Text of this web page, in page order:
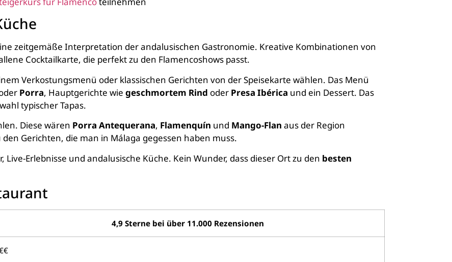
zeitgemäße Interpretation der andalusischen Gastronomie. Kreative Kombinationen von
Cocktailkarte, die perfekt zu den Flamencoshows passt.
Verkostungsmenü oder klassischen Gerichten von der Speisekarte wählen. Das Menü
Porra, Hauptgerichte wie geschmortem Rind oder Presa Ibérica und ein Dessert. Das
typischer Tapas.
Diese wären Porra Antequerana, Flamenquín und Mango-Flan aus der Region
Gerichten, die man in Málaga gegessen haben muss.
Live-Erlebnisse und andalusische Küche. Kein Wunder, dass dieser Ort zu den besten
4,9 Sterne bei über 11.000 Rezensionen